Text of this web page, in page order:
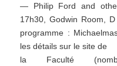
— Philip Ford and
17h30, Godwin Room,
programme :
les détails sur le site de
la Faculté